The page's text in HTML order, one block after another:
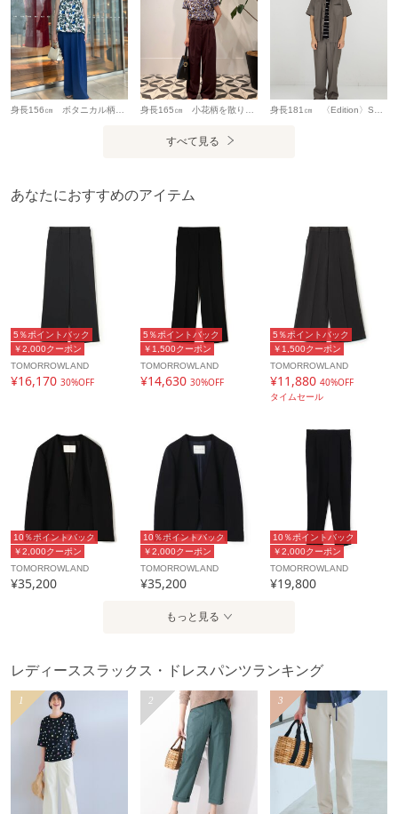
すべて見る
あなたにおすすめのアイテム
￥2,000クーポン
5％ポイントバック
TOMORROWLAND
¥16,170 30%OFF
￥1,500クーポン
5％ポイントバック
TOMORROWLAND
¥14,630 30%OFF
￥1,500クーポン
5％ポイントバック
TOMORROWLAND
¥11,880 40%OFF
タイムセール
￥2,000クーポン
10％ポイントバック
TOMORROWLAND
¥35,200
￥2,000クーポン
10％ポイントバック
TOMORROWLAND
¥35,200
￥2,000クーポン
10％ポイントバック
TOMORROWLAND
¥19,800
もっと見る
レディーススラックス・ドレスパンツランキング
1 2 3